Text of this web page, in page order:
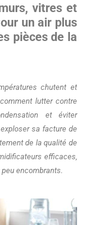
vitres et
un air plus
pièces de la
chutent et
lutter contre
et éviter
sa facture de
de la qualité de
efficaces,
encombrants.